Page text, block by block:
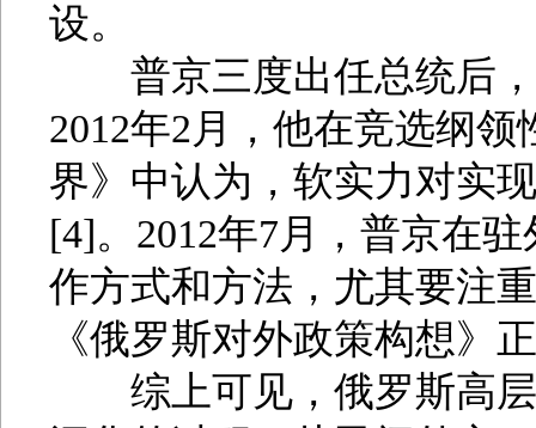
设。
普京三度出任总统后，
2012年2月，他在竞选纲
界》中认为，软实力对实
[4]。2012年7月，普京在
作方式和方法，尤其要注
《俄罗斯对外政策构想》
综上可见，俄罗斯高层